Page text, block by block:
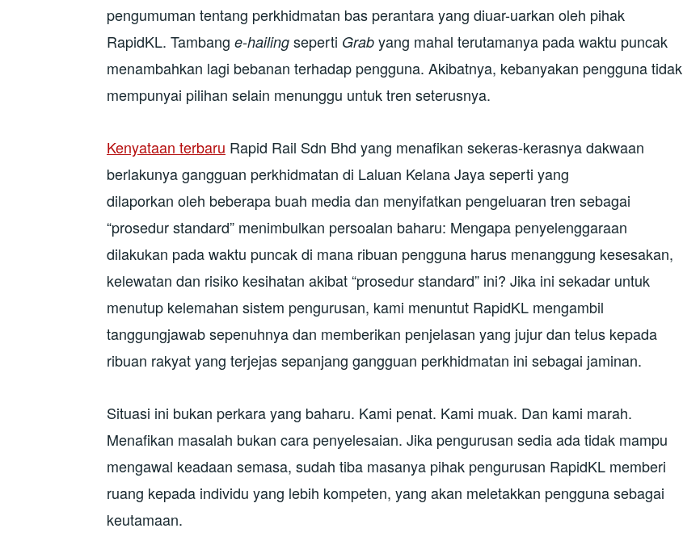
pengumuman tentang perkhidmatan bas perantara yang diuar-uarkan oleh pihak
RapidKL. Tambang e-hailing seperti Grab yang mahal terutamanya pada waktu puncak
menambahkan lagi bebanan terhadap pengguna. Akibatnya, kebanyakan pengguna tidak
mempunyai pilihan selain menunggu untuk tren seterusnya.
Kenyataan terbaru Rapid Rail Sdn Bhd yang menafikan sekeras-kerasnya dakwaan
berlakunya gangguan perkhidmatan di Laluan Kelana Jaya seperti yang
dilaporkan oleh beberapa buah media dan menyifatkan pengeluaran tren sebagai
“prosedur standard” menimbulkan persoalan baharu: Mengapa penyelenggaraan
dilakukan pada waktu puncak di mana ribuan pengguna harus menanggung kesesakan,
kelewatan dan risiko kesihatan akibat “prosedur standard” ini? Jika ini sekadar untuk
menutup kelemahan sistem pengurusan, kami menuntut RapidKL mengambil
tanggungjawab sepenuhnya dan memberikan penjelasan yang jujur dan telus kepada
ribuan rakyat yang terjejas sepanjang gangguan perkhidmatan ini sebagai jaminan.
Situasi ini bukan perkara yang baharu. Kami penat. Kami muak. Dan kami marah.
Menafikan masalah bukan cara penyelesaian. Jika pengurusan sedia ada tidak mampu
mengawal keadaan semasa, sudah tiba masanya pihak pengurusan RapidKL memberi
ruang kepada individu yang lebih kompeten, yang akan meletakkan pengguna sebagai
keutamaan.